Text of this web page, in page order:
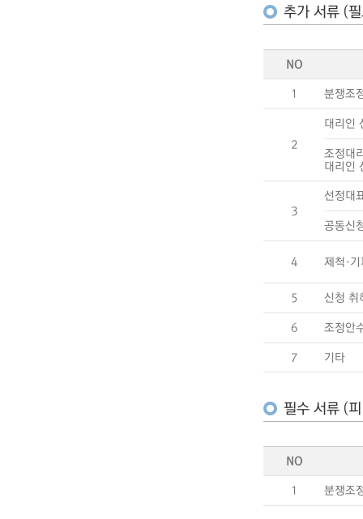
추가 서류 (
NO
1 분쟁조
2
대리인
조정대
대리인
3
선정대
공동신
4 제척·
5 신청 취
6 조정안
7 기타
필수 서류 (
NO
1 분쟁조